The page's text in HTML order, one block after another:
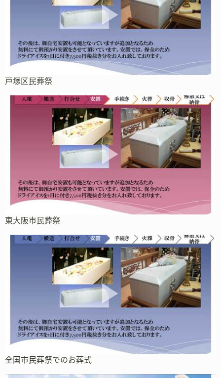
戸塚区民葬祭
東大阪市民葬祭
全国市民葬祭でのお葬式